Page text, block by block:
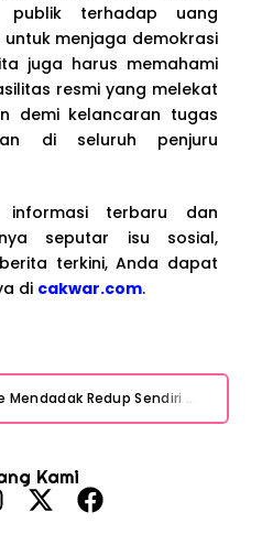
publik terhadap uang
menjaga demokrasi
juga harus memahami
resmi yang melekat
demi kelancaran tugas
di seluruh penjuru
informasi terbaru dan
seputar isu sosial,
terkini, Anda dapat
di cakwar.com.
Layar iPhone Mendadak Redup Sendiri Padahal Auto-Brightness Mati? Ini Penyebab & Solusinya!
Kami